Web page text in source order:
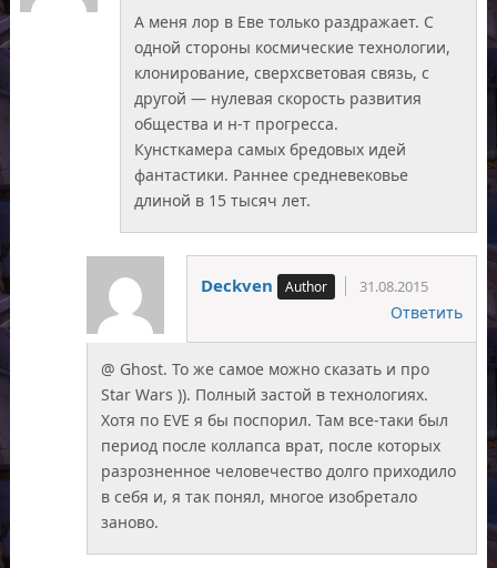
А меня лор в Еве только раздражает. С
одной стороны космические технологии,
клонирование, сверхсветовая связь, с
другой — нулевая скорость развития
общества и н-т прогресса.
Кунсткамера самых бредовых идей
фантастики. Раннее средневековье
длиной в 15 тысяч лет.
Deckven 31.08.2015
Ответить
@ Ghost. То же самое можно сказать и про
Star Wars )). Полный застой в технологиях.
Хотя по EVE я бы поспорил. Там все-таки был
период после коллапса врат, после которых
разрозненное человечество долго приходило
в себя и, я так понял, многое изобретало
заново.